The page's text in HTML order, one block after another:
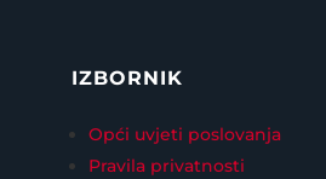
IZBORNIK
Opći uvjeti poslovanja
Pravila privatnosti